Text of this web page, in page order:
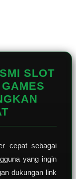
SLOT
cepat sebagai
yang ingin
dukungan link